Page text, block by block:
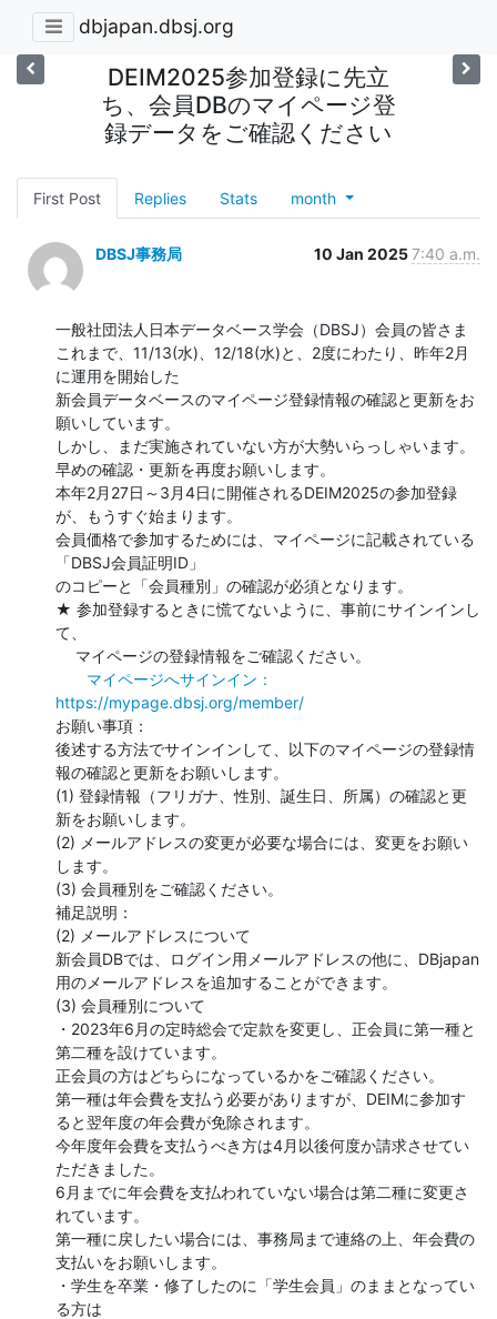
dbjapan.dbsj.org
DEIM2025参加登録に先立
ち、会員DBのマイページ登
録データをご確認ください
First Post Replies Stats month
DBSJ事務局 10 Jan 20257:40 a.m.
一般社団法人日本データベース学会（DBSJ）会員の皆さま
これまで、11/13(水)、12/18(水)と、2度にわたり、昨年2月
に運用を開始した
新会員データベースのマイページ登録情報の確認と更新をお
願いしています。
しかし、まだ実施されていない方が大勢いらっしゃいます。
早めの確認・更新を再度お願いします。
本年2月27日～3月4日に開催されるDEIM2025の参加登録
が、もうすぐ始まります。
会員価格で参加するためには、マイページに記載されている
「DBSJ会員証明ID」
のコピーと「会員種別」の確認が必須となります。
★ 参加登録するときに慌てないように、事前にサインインし
て、
マイページの登録情報をご確認ください。
マイページへサインイン：
https://mypage.dbsj.org/member/
お願い事項：
後述する方法でサインインして、以下のマイページの登録情
報の確認と更新をお願いします。
(1) 登録情報（フリガナ、性別、誕生日、所属）の確認と更
新をお願いします。
(2) メールアドレスの変更が必要な場合には、変更をお願い
します。
(3) 会員種別をご確認ください。
補足説明：
(2) メールアドレスについて
新会員DBでは、ログイン用メールアドレスの他に、DBjapan
用のメールアドレスを追加することができます。
(3) 会員種別について
・2023年6月の定時総会で定款を変更し、正会員に第一種と
第二種を設けています。
正会員の方はどちらになっているかをご確認ください。
第一種は年会費を支払う必要がありますが、DEIMに参加す
ると翌年度の年会費が免除されます。
今年度年会費を支払うべき方は4月以後何度か請求させてい
ただきました。
6月までに年会費を支払われていない場合は第二種に変更さ
れています。
第一種に戻したい場合には、事務局まで連絡の上、年会費の
支払いをお願いします。
・学生を卒業・修了したのに「学生会員」のままとなってい
る方は